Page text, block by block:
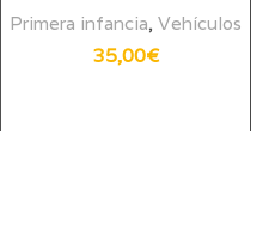
Primera infancia, Vehículos
35,00€